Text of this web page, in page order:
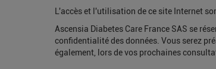
L'accès et l'utilisation de ce site Internet
Ascensia Diabetes Care France SAS se
confidentialité des données. Vous serez
également, lors de vos prochaines